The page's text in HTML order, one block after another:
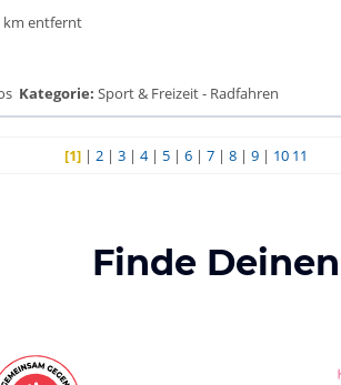
km entfernt
Kategorie: Sport & Freizeit - Radfahren
[1]| 2| 3| 4| 5| 6| 7| 8| 9| 10 11
Finde